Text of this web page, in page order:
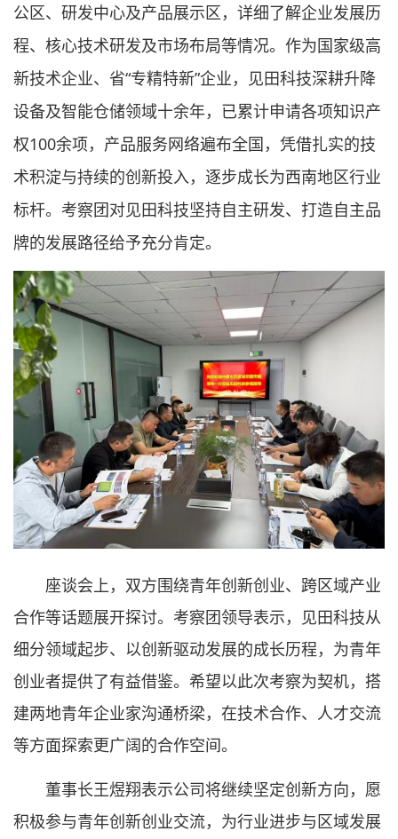
公区、研发中心及产品展示区，详细了解企业发展历
程、核心技术研发及市场布局等情况。作为国家级高
新技术企业、省“专精特新”企业，见田科技深耕升降
设备及智能仓储领域十余年，已累计申请各项知识产
权100余项，产品服务网络遍布全国，凭借扎实的技
术积淀与持续的创新投入，逐步成长为西南地区行业
标杆。考察团对见田科技坚持自主研发、打造自主品
牌的发展路径给予充分肯定。
座谈会上，双方围绕青年创新创业、跨区域产业
合作等话题展开探讨。考察团领导表示，见田科技从
细分领域起步、以创新驱动发展的成长历程，为青年
创业者提供了有益借鉴。希望以此次考察为契机，搭
建两地青年企业家沟通桥梁，在技术合作、人才交流
等方面探索更广阔的合作空间。
董事长王煜翔表示公司将继续坚定创新方向，愿
积极参与青年创新创业交流，为行业进步与区域发展